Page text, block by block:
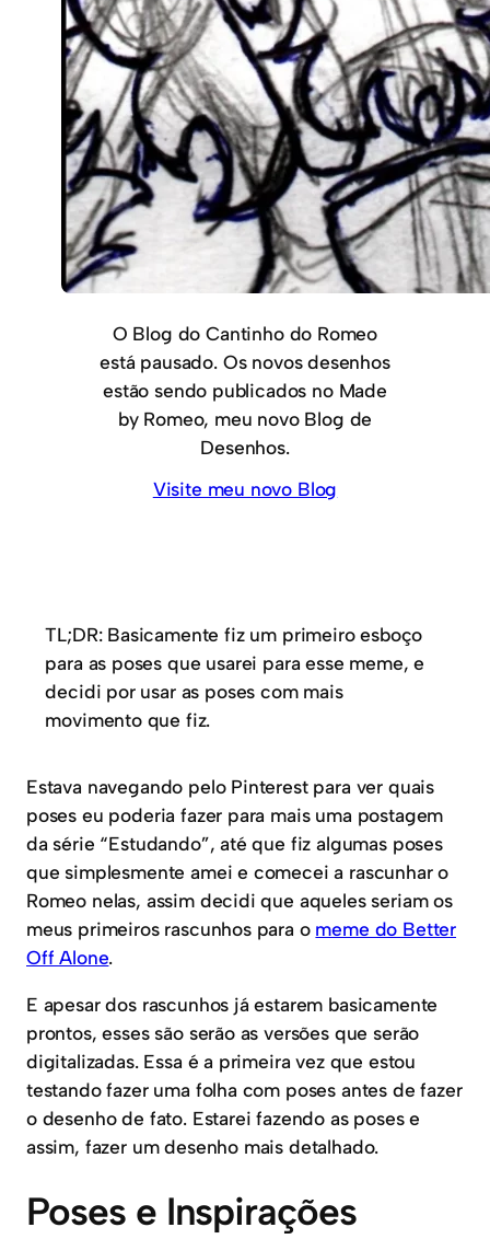
O Blog do Cantinho do Romeo
está pausado. Os novos desenhos
estão sendo publicados no Made
by Romeo, meu novo Blog de
Desenhos.
Visite meu novo Blog
TL;DR: Basicamente fiz um primeiro esboço
para as poses que usarei para esse meme, e
decidi por usar as poses com mais
movimento que fiz.
Estava navegando pelo Pinterest para ver quais
poses eu poderia fazer para mais uma postagem
da série “Estudando”, até que fiz algumas poses
que simplesmente amei e comecei a rascunhar o
Romeo nelas, assim decidi que aqueles seriam os
meus primeiros rascunhos para o meme do Better
Off Alone.
E apesar dos rascunhos já estarem basicamente
prontos, esses são serão as versões que serão
digitalizadas. Essa é a primeira vez que estou
testando fazer uma folha com poses antes de fazer
o desenho de fato. Estarei fazendo as poses e
assim, fazer um desenho mais detalhado.
Poses e Inspirações